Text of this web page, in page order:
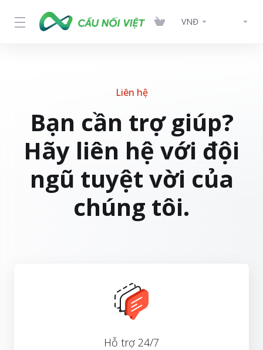
VNĐ
Liên hệ
Bạn cần trợ giúp?
Hãy liên hệ với đội
ngũ tuyệt vời của
chúng tôi.
Hỗ trợ 24/7